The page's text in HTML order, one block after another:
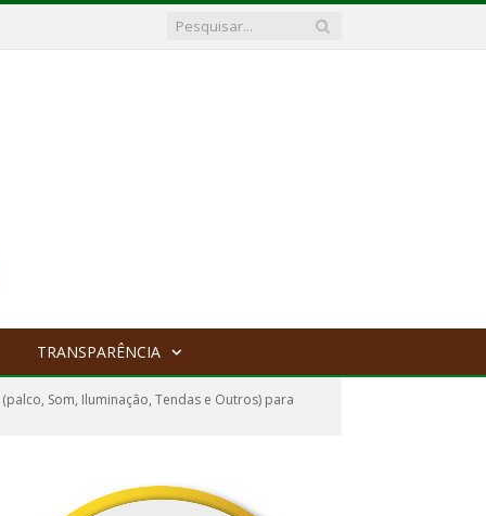
TRANSPARÊNCIA
Som, Iluminação, Tendas e Outros) para